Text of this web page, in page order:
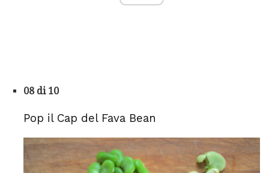
08 di 10
Pop il Cap del Fava Bean